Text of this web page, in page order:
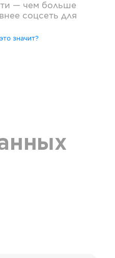
— чем больше
соцсеть для
значит?